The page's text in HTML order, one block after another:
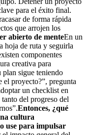
para el éxito final.
de forma rápida
que arrojen los
abierto de menteEn un
hoja de ruta y seguirla
componentes
creativa para
plan sigue teniendo
el proyecto?”, pregunta
un checklist en
del progreso del
Entonces, ¿qué
cultura
use para impulsar